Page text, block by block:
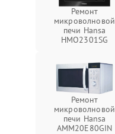
Ремонт
микроволновой
печи Hansa
HMO2301SG
Ремонт
микроволновой
печи Hansa
AMM20E80GIN